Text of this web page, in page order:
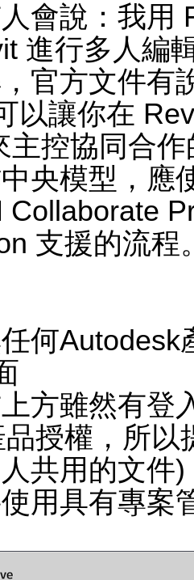
會說：我用
進行多人編
官方文件有
以讓你在
主控協同合
央模型，應
Collaborate
支援的流程
何
方雖然有登
授權，所
共用的文件)
用具有專案